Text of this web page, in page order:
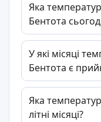
Яка
Бентота
У які місяці
Бентота є
Яка
літні місяці?